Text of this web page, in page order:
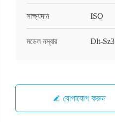
সাক্ষ্যদান ISO
মডেল নম্বার Dlt-Sz3
যোগাযোগ করুন